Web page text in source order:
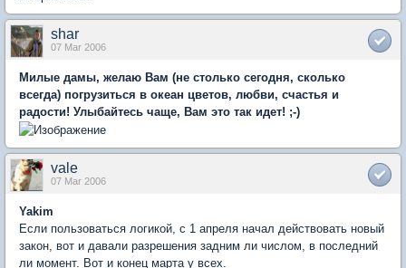
shar
07 Mar 2006
Милые дамы, желаю Вам (не столько сегодня, сколько
всегда) погрузиться в океан цветов, любви, счастья и
радости! Улыбайтесь чаще, Вам это так идет! ;-)
vale
07 Mar 2006
Yakim
Если пользоваться логикой, с 1 апреля начал действовать новый
закон, вот и давали разрешения задним ли числом, в последний
ли момент. Вот и конец марта у всех.